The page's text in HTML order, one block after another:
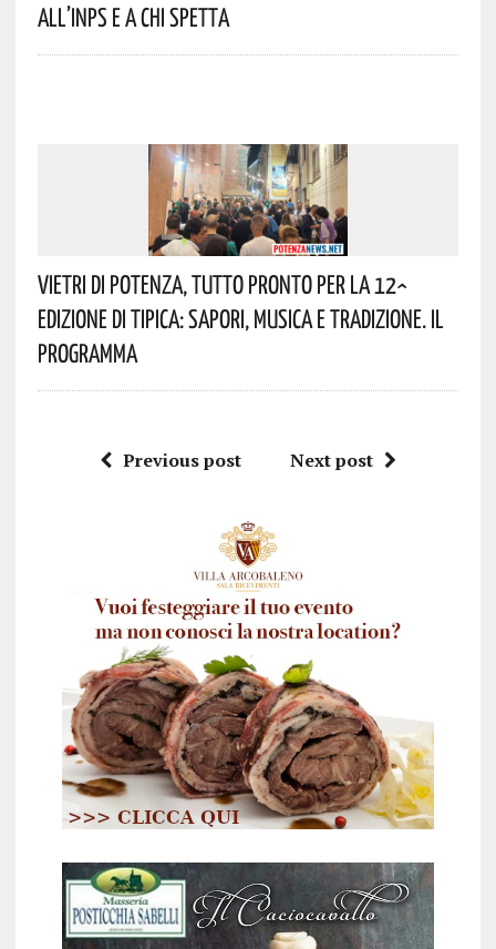
All’INPS E A Chi Spetta
Vietri Di Potenza, Tutto Pronto Per La 12^
Edizione Di Tipica: Sapori, Musica E Tradizione. Il
Programma
Previous post Next post